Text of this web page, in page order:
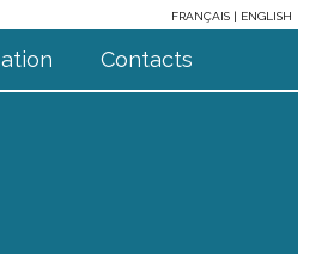
FRANÇAIS
ENGLISH
Contacts